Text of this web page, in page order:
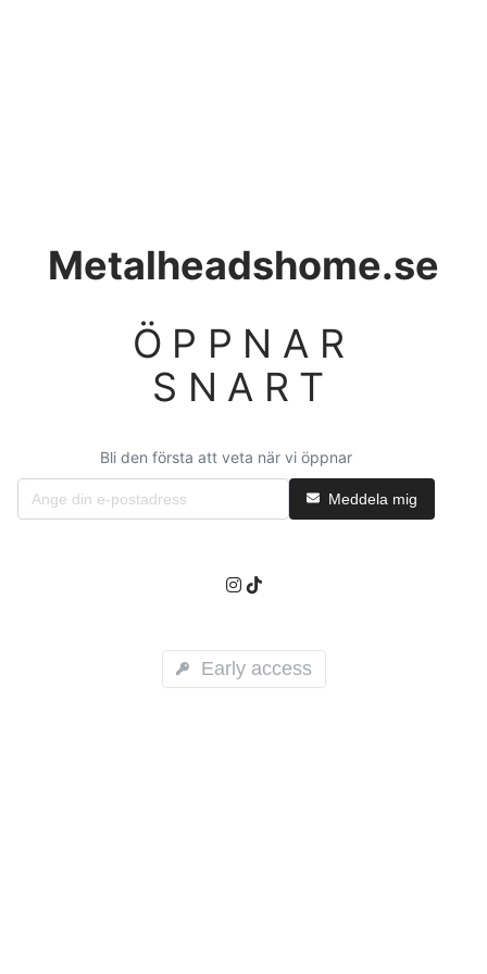
Metalheadshome.se
ÖPPNAR
SNART
Bli den första att veta när vi öppnar
Meddela mig
Early access